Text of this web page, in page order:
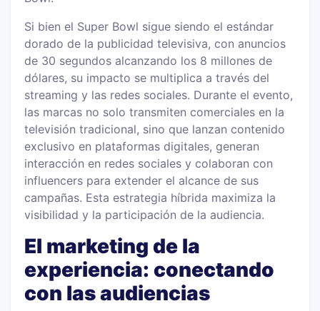
Si bien el Super Bowl sigue siendo el estándar
dorado de la publicidad televisiva, con anuncios
de 30 segundos alcanzando los 8 millones de
dólares, su impacto se multiplica a través del
streaming y las redes sociales. Durante el evento,
las marcas no solo transmiten comerciales en la
televisión tradicional, sino que lanzan contenido
exclusivo en plataformas digitales, generan
interacción en redes sociales y colaboran con
influencers para extender el alcance de sus
campañas. Esta estrategia híbrida maximiza la
visibilidad y la participación de la audiencia.
El marketing de la
experiencia: conectando
con las audiencias